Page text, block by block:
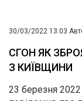
30/03/2022 13:03
СГОН ЯК
З КИЇВЩИНИ
23 березня